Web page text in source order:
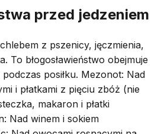
przed jedzeniem
z pszenicy, jęczmienia,
To błogosławieństwo obejmuje
posiłku. Mezonot: Nad
i płatkami z pięciu zbóż (nie
makaron i płatki
Nad winem i sokiem